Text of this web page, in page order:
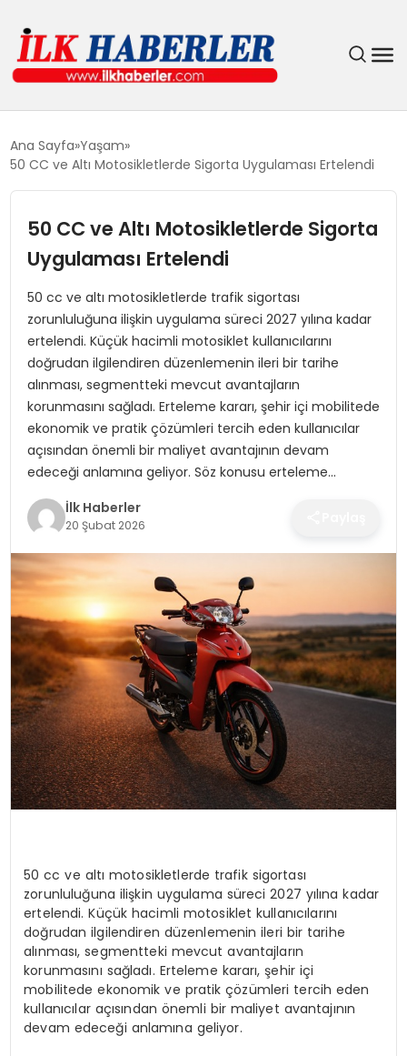
EKONOMI
GÜNDEM
MAGAZIN
SIYASET
SPOR
TEKNOLOJI
YAŞAM
Ana Sayfa Yaşam
50 CC ve Altı Motosikletlerde Sigorta Uygulaması Ertelendi
50 CC ve Altı Motosikletlerde Sigorta
Uygulaması Ertelendi
50 cc ve altı motosikletlerde trafik sigortası
zorunluluğuna ilişkin uygulama süreci 2027 yılına kadar
ertelendi. Küçük hacimli motosiklet kullanıcılarını
doğrudan ilgilendiren düzenlemenin ileri bir tarihe
alınması, segmentteki mevcut avantajların
korunmasını sağladı. Erteleme kararı, şehir içi mobilitede
ekonomik ve pratik çözümleri tercih eden kullanıcılar
açısından önemli bir maliyet avantajının devam
edeceği anlamına geliyor. Söz konusu erteleme…
İlk Haberler
20 Şubat 2026
50 cc ve altı motosikletlerde trafik sigortası
zorunluluğuna ilişkin uygulama süreci 2027 yılına kadar
ertelendi. Küçük hacimli motosiklet kullanıcılarını
doğrudan ilgilendiren düzenlemenin ileri bir tarihe
alınması, segmentteki mevcut avantajların
korunmasını sağladı. Erteleme kararı, şehir içi
mobilitede ekonomik ve pratik çözümleri tercih eden
kullanıcılar açısından önemli bir maliyet avantajının
devam edeceği anlamına geliyor.